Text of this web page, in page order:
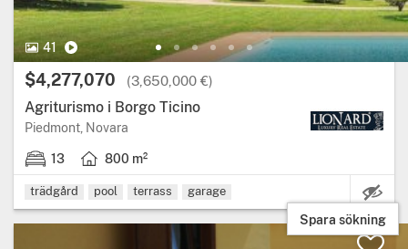
41
41 Bilder.Video
Pris:
$4,277,070 (3,650,000 €)
Agriturismo i Borgo Ticino
Piedmont, Novara Region: Piedmont, provins: Novara.
13
13 sovrum. 800 m²
Boarea: 800 kvadratmeter.
trädgård pool terrass garage
Spara sökning